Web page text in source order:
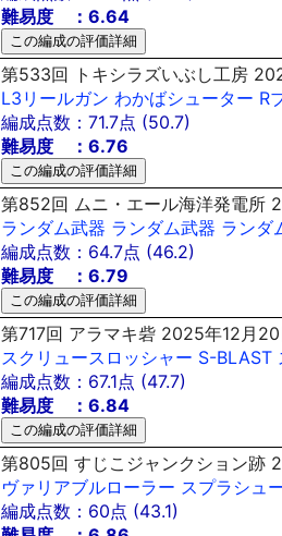
難易度 ：6.64
第533回 トキシラズいぶし工房
L3リールガン わかばシューター R
編成点数：71.7点 (50.7)
難易度 ：6.76
第852回 ムニ・エール海洋発電所
ランダム武器 ランダム武器 ランダ
編成点数：64.7点 (46.2)
難易度 ：6.79
第717回 アラマキ砦 2025年12月
スクリュースロッシャー S-BLAST
編成点数：67.1点 (47.7)
難易度 ：6.84
第805回 すじこジャンクション跡
ヴァリアブルローラー スプラシュ
編成点数：60点 (43.1)